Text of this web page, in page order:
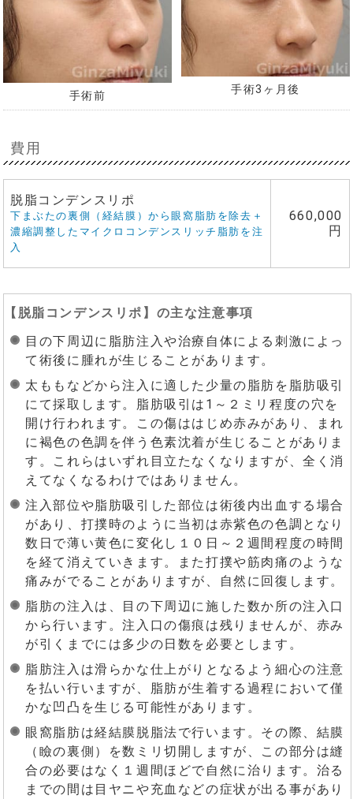
手術前 手術3ヶ月後
費用
脱脂コンデンスリポ
下まぶたの裏側（経結膜）から眼窩脂肪を除去＋
濃縮調整したマイクロコンデンスリッチ脂肪を注
入
660,000
円
【 脱脂コンデンスリポ 】の主な注意事項
目の下周辺に脂肪注入や治療自体による刺激によっ
て術後に腫れが生じることがあります。
太ももなどから注入に適した少量の脂肪を脂肪吸引
にて採取します。脂肪吸引は1～２ミリ程度の穴を
開け行われます。この傷ははじめ赤みがあり、まれ
に褐色の色調を伴う色素沈着が生じることがありま
す。これらはいずれ目立たなくなりますが、全く消
えてなくなるわけではありません。
注入部位や脂肪吸引した部位は術後内出血する場合
があり、打撲時のように当初は赤紫色の色調となり
数日で薄い黄色に変化し１０日～２週間程度の時間
を経て消えていきます。また打撲や筋肉痛のような
痛みがでることがありますが、自然に回復します。
脂肪の注入は、目の下周辺に施した数か所の注入口
から行います。注入口の傷痕は残りませんが、赤み
が引くまでには多少の日数を必要とします。
脂肪注入は滑らかな仕上がりとなるよう細心の注意
を払い行いますが、脂肪が生着する過程において僅
かな凹凸を生じる可能性があります。
眼窩脂肪は経結膜脱脂法で行います。その際、結膜
（瞼の裏側）を数ミリ切開しますが、この部分は縫
合の必要はなく１週間ほどで自然に治ります。治る
までの間は目ヤニや充血などの症状が出る事があり